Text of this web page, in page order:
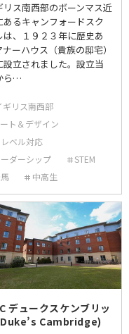
リス南西部のボーンマス近
あるキャンフォードスク
は、１９２３年に歴史あ
ナーハウス（貴族の邸宅）
設立されました。設立当
ら…
ギリス南西部
ト＆デザイン
ベル対応
ーダーシップ
STEM
中高生
デュークスケンブリッ
Cambridge)